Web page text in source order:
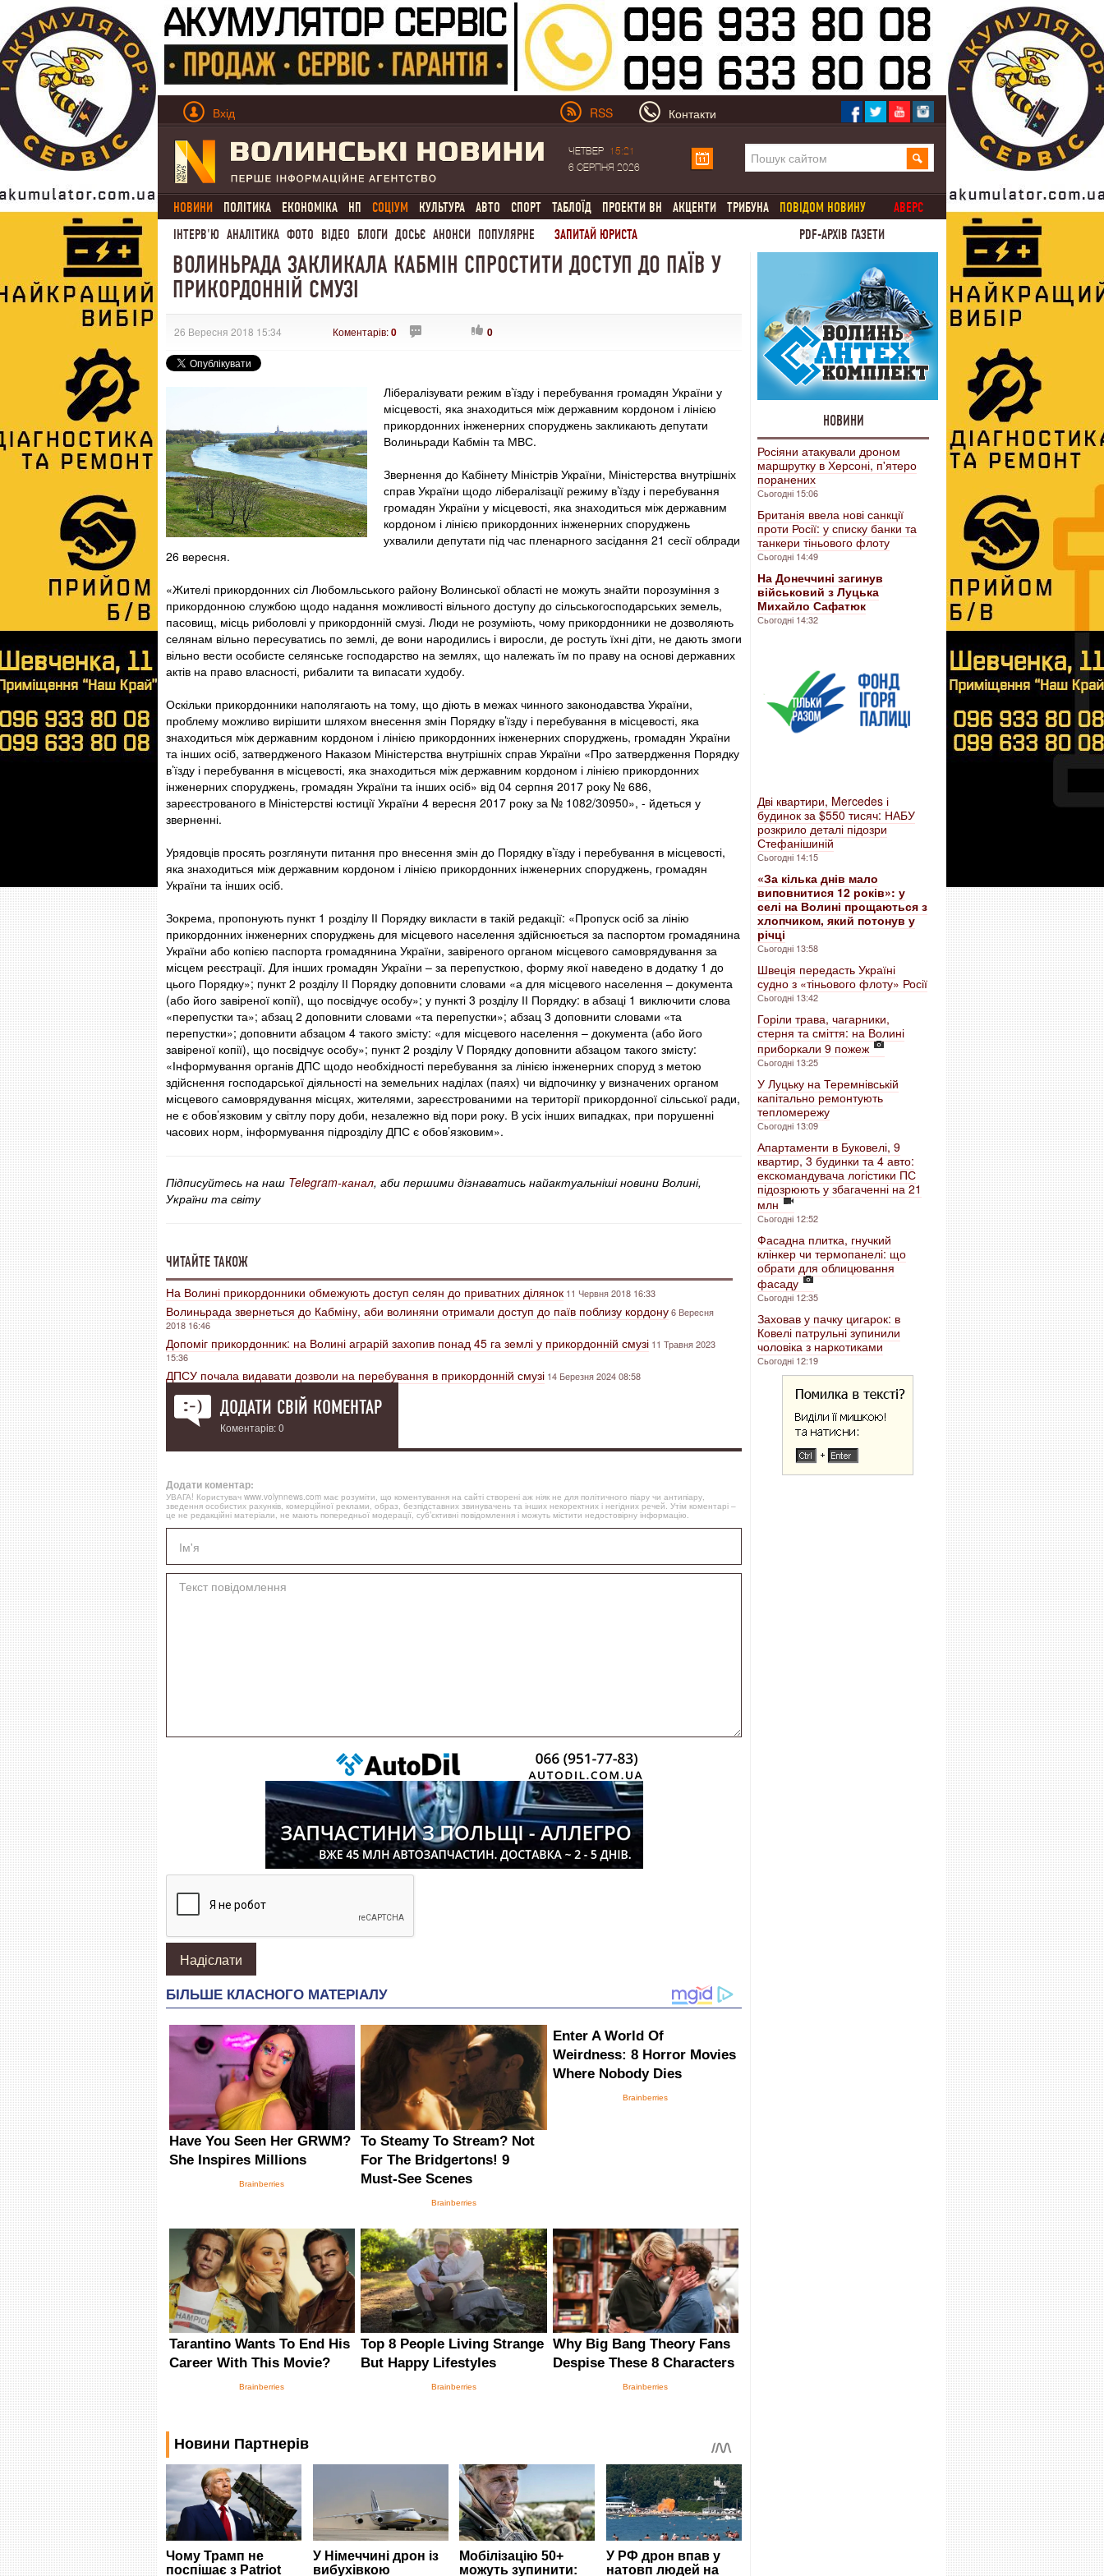
Вхід RSS Контакти
ЧЕТВЕР
15:21
6 СЕРПНЯ 2026
НОВИНИ ПОЛІТИКА ЕКОНОМІКА НП СОЦІУМ КУЛЬТУРА АВТО СПОРТ ТАБЛОЇД ПРОЕКТИ ВН АКЦЕНТИ ТРИБУНА ПОВІДОМ НОВИНУ
АВЕРС
ІНТЕРВ'Ю АНАЛІТИКА ФОТО ВІДЕО БЛОГИ ДОСЬЄ АНОНСИ ПОПУЛЯРНЕ ЗАПИТАЙ ЮРИСТА PDF-АРХІВ ГАЗЕТИ
ВОЛИНЬРАДА ЗАКЛИКАЛА КАБМІН СПРОСТИТИ ДОСТУП ДО ПАЇВ У
ПРИКОРДОННІЙ СМУЗІ
26 Вересня 2018 15:34 Коментарів:0 0
Лібералізувати режим в’їзду і перебування громадян України у
місцевості, яка знаходиться між державним кордоном і лінією
прикордонних інженерних споруджень закликають депутати
Волиньради Кабмін та МВС.
Звернення до Кабінету Міністрів України, Міністерства внутрішніх
справ України щодо лібералізації режиму в’їзду і перебування
громадян України у місцевості, яка знаходиться між державним
кордоном і лінією прикордонних інженерних споруджень
ухвалили депутати під час пленарного засідання 21 сесії облради
26 вересня.
«Жителі прикордонних сіл Любомльського району Волинської області не можуть знайти порозуміння з
прикордонною службою щодо надання можливості вільного доступу до сільськогосподарських земель,
пасовищ, місць риболовлі у прикордонній смузі. Люди не розуміють, чому прикордонники не дозволяють
селянам вільно пересуватись по землі, де вони народились і виросли, де ростуть їхні діти, не дають змоги
вільно вести особисте селянське господарство на землях, що належать їм по праву на основі державних
актів на право власності, рибалити та випасати худобу.
Оскільки прикордонники наполягають на тому, що діють в межах чинного законодавства України,
проблему можливо вирішити шляхом внесення змін Порядку в’їзду і перебування в місцевості, яка
знаходиться між державним кордоном і лінією прикордонних інженерних споруджень, громадян України
та інших осіб, затвердженого Наказом Міністерства внутрішніх справ України «Про затвердження Порядку
в’їзду і перебування в місцевості, яка знаходиться між державним кордоном і лінією прикордонних
інженерних споруджень, громадян України та інших осіб» від 04 серпня 2017 року № 686,
зареєстрованого в Міністерстві юстиції України 4 вересня 2017 року за № 1082/30950», - йдеться у
зверненні.
Урядовців просять розглянути питання про внесення змін до Порядку в’їзду і перебування в місцевості,
яка знаходиться між державним кордоном і лінією прикордонних інженерних споруджень, громадян
України та інших осіб.
Зокрема, пропонують пункт 1 розділу ІІ Порядку викласти в такій редакції: «Пропуск осіб за лінію
прикордонних інженерних споруджень для місцевого населення здійснюється за паспортом громадянина
України або копією паспорта громадянина України, завіреного органом місцевого самоврядування за
місцем реєстрації. Для інших громадян України – за перепусткою, форму якої наведено в додатку 1 до
цього Порядку»; пункт 2 розділу ІІ Порядку доповнити словами «а для місцевого населення – документа
(або його завіреної копії), що посвідчує особу»; у пункті 3 розділу ІІ Порядку: в абзаці 1 виключити слова
«перепустки та»; абзац 2 доповнити словами «та перепустки»; абзац 3 доповнити словами «та
перепустки»; доповнити абзацом 4 такого змісту: «для місцевого населення – документа (або його
завіреної копії), що посвідчує особу»; пункт 2 розділу V Порядку доповнити абзацом такого змісту:
«Інформування органів ДПС щодо необхідності перебування за лінією інженерних споруд з метою
здійснення господарської діяльності на земельних наділах (паях) чи відпочинку у визначених органом
місцевого самоврядування місцях, жителями, зареєстрованими на території прикордонної сільської ради,
не є обов’язковим у світлу пору доби, незалежно від пори року. В усіх інших випадках, при порушенні
часових норм, інформування підрозділу ДПС є обов’язковим».
Підписуйтесь на наш Telegram-канал, аби першими дізнаватись найактуальніші новини Волині,
України та світу
ЧИТАЙТЕ ТАКОЖ
На Волині прикордонники обмежують доступ селян до приватних ділянок 11 Червня 2018 16:33
Волиньрада звернеться до Кабміну, аби волиняни отримали доступ до паїв поблизу кордону6 Вересня
2018 16:46
Допоміг прикордонник: на Волині аграрій захопив понад 45 га землі у прикордонній смузі 11 Травня 2023
15:36
ДПСУ почала видавати дозволи на перебування в прикордонній смузі 14 Березня 2024 08:58
ДОДАТИ СВІЙ КОМЕНТАР
Коментарів: 0
Додати коментар:
УВАГА! Користувач www.volynnews.com має розуміти, що коментування на сайті створені аж ніяк не для політичного піару чи антипіару,
зведення особистих рахунків, комерційної реклами, образ, безпідставних звинувачень та інших некоректних і негідних речей. Утім коментарі –
це не редакційні матеріали, не мають попередньої модерації, суб’єктивні повідомлення і можуть містити недостовірну інформацію.
НОВИНИ
Росіяни атакували дроном
маршрутку в Херсоні, п'ятеро
поранених
Сьогодні 15:06
Британія ввела нові санкції
проти Росії: у списку банки та
танкери тіньового флоту
Сьогодні 14:49
На Донеччині загинув
військовий з Луцька
Михайло Сафатюк
Сьогодні 14:32
Дві квартири, Mercedes і
будинок за $550 тисяч: НАБУ
розкрило деталі підозри
Стефанішиній
Сьогодні 14:15
«За кілька днів мало
виповнитися 12 років»: у
селі на Волині прощаються з
хлопчиком, який потонув у
річці
Сьогодні 13:58
Швеція передасть Україні
судно з «тіньового флоту» Росії
Сьогодні 13:42
Горіли трава, чагарники,
стерня та сміття: на Волині
приборкали 9 пожеж
Сьогодні 13:25
У Луцьку на Теремнівській
капітально ремонтують
тепломережу
Сьогодні 13:09
Апартаменти в Буковелі, 9
квартир, 3 будинки та 4 авто:
екскомандувача логістики ПС
підозрюють у збагаченні на 21
млн
Сьогодні 12:52
Фасадна плитка, гнучкий
клінкер чи термопанелі: що
обрати для облицювання
фасаду
Сьогодні 12:35
Заховав у пачку цигарок: в
Ковелі патрульні зупинили
чоловіка з наркотиками
Сьогодні 12:19